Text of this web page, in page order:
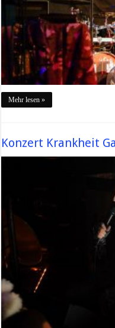
Mehr lesen »
Konzert Krankheit